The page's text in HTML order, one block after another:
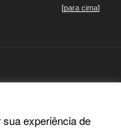
[para cima]
experiência de